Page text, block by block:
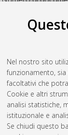
Nel nostro sito
funzionamento,
facoltativi che
Cookie e altri
analisi statistiche,
istituzionale e
Se chiudi questo
meltwater pulse
magistrale],
sistema terra
Questa lista